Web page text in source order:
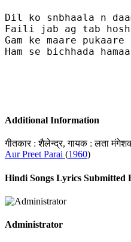
Dil ko snbhaala n
Faili jab ag tab hosh
Gam ke maare pukaare
Ham se bichhada
Additional Information
गीतकार : शैलेन्द्र, गायक : लता
Aur Preet Parai (1960)
Hindi Songs Lyrics Submitted
Administrator